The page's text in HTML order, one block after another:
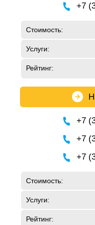
+7
Стоимость:
Услуги:
Рейтинг:
+7
+7
+7
Стоимость:
Услуги:
Рейтинг: